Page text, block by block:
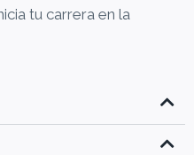
tu carrera en la